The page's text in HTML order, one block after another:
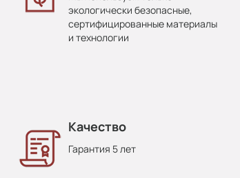
экологически безопасные,
сертифицированные материалы
и технологии
Качество
Гарантия 5 лет